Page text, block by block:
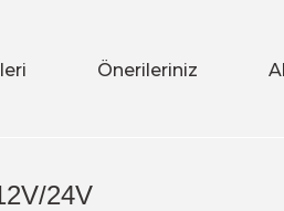
Önerileriniz
24V